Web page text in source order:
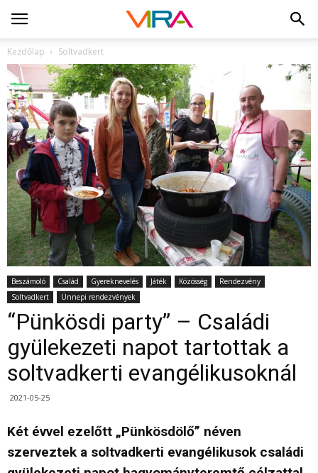
Kezdőlap Soltvadkert
Beszámoló Család Gyereknevelés Játék Közösség
Rendezvény
Soltvadkert
Ünnepi rendezvények
“Pünkösdi party” – Családi
gyülekezeti napot tartottak a
soltvadkerti evangélikusoknál
2021-05-25
Két évvel ezelőtt „Pünkösdölő” néven
szerveztek a soltvadkerti evangélikusok családi